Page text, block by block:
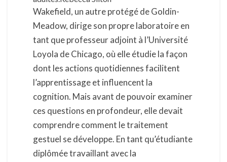
Wakefield, un autre protégé de Goldin-
Meadow, dirige son propre laboratoire en
tant que professeur adjoint à l’Université
Loyola de Chicago, où elle étudie la façon
dont les actions quotidiennes facilitent
l’apprentissage et influencent la
cognition. Mais avant de pouvoir examiner
ces questions en profondeur, elle devait
comprendre comment le traitement
gestuel se développe. En tant qu’étudiante
diplômée travaillant avec la